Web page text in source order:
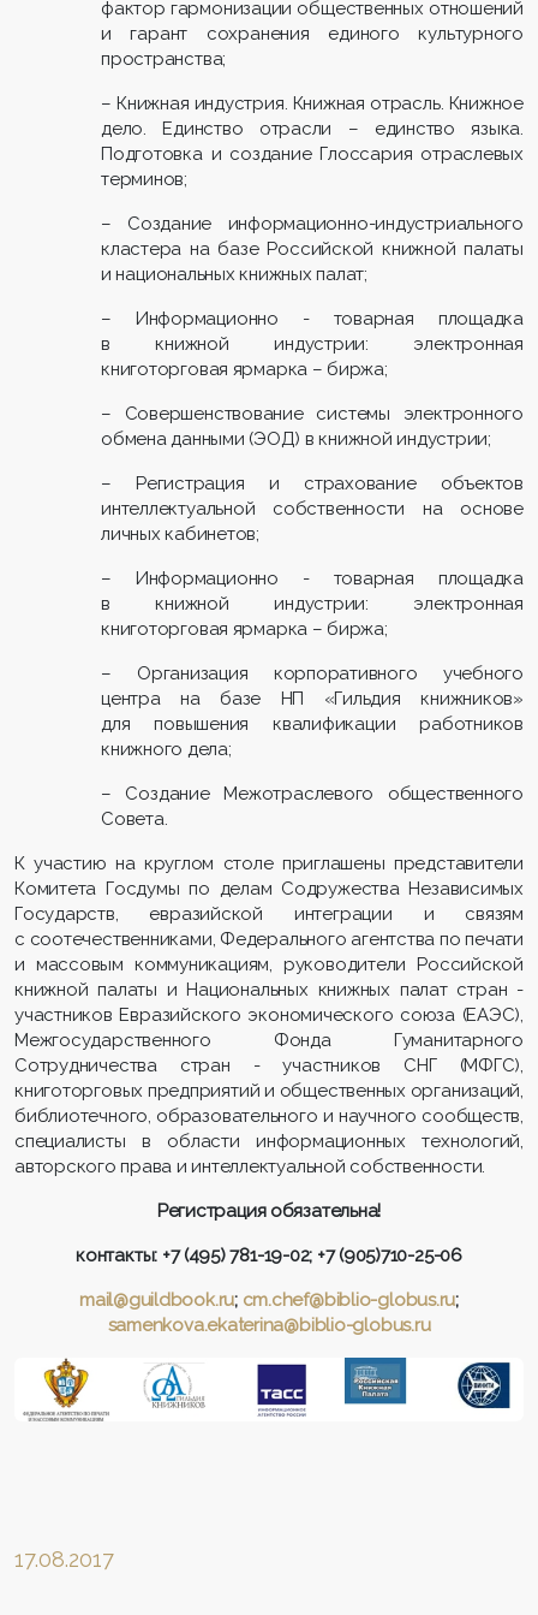
фактор гармонизации общественных отношений
и гарант сохранения единого культурного
пространства;
– Книжная индустрия. Книжная отрасль. Книжное
дело. Единство отрасли – единство языка.
Подготовка и создание Глоссария отраслевых
терминов;
– Создание информационно-индустриального
кластера на базе Российской книжной палаты
и национальных книжных палат;
– Информационно - товарная площадка
в книжной индустрии: электронная
книготорговая ярмарка – биржа;
– Совершенствование системы электронного
обмена данными (ЭОД) в книжной индустрии;
– Регистрация и страхование объектов
интеллектуальной собственности на основе
личных кабинетов;
– Информационно - товарная площадка
в книжной индустрии: электронная
книготорговая ярмарка – биржа;
– Организация корпоративного учебного
центра на базе НП «Гильдия книжников»
для повышения квалификации работников
книжного дела;
– Создание Межотраслевого общественного
Совета.
К участию на круглом столе приглашены представители
Комитета Госдумы по делам Содружества Независимых
Государств, евразийской интеграции и связям
с соотечественниками, Федерального агентства по печати
и массовым коммуникациям, руководители Российской
книжной палаты и Национальных книжных палат стран -
участников Евразийского экономического союза (ЕАЭС),
Межгосударственного Фонда Гуманитарного
Сотрудничества стран - участников СНГ (МФГС),
книготорговых предприятий и общественных организаций,
библиотечного, образовательного и научного сообществ,
специалисты в области информационных технологий,
авторского права и интеллектуальной собственности.
Регистрация обязательна!
контакты: +7 (495) 781-19-02; +7 (905)710-25-06
mail@guildbook.ru; cm.chef@biblio-globus.ru;
samenkova.ekaterina@biblio-globus.ru
17.08.2017